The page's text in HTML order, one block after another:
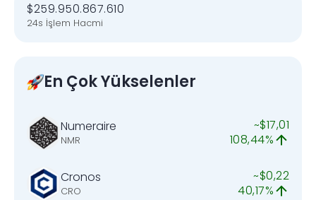
$259.950.867.610
24s İşlem Hacmi
En Çok Yükselenler
Numeraire
NMR
~$17,01
108,44%
Cronos
CRO
~$0,22
40,17%